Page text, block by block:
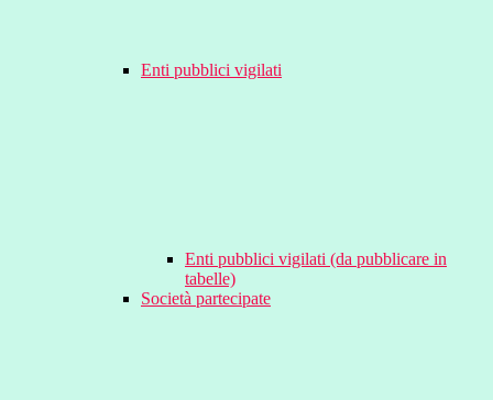
Enti pubblici vigilati
Enti pubblici vigilati (da pubblicare in
tabelle)
Società partecipate